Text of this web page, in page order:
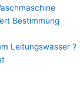
Bestimmung
Leitungswasser ?